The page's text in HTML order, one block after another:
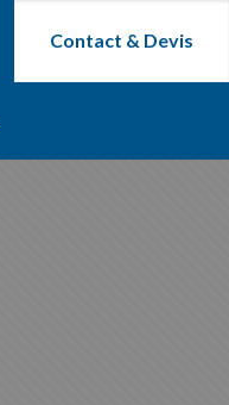
Contact & Devis